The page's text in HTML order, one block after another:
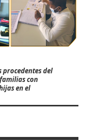
procedentes del
con
en el